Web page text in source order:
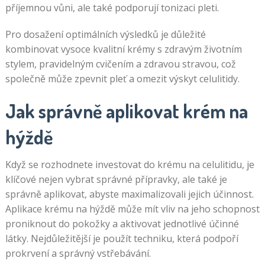
příjemnou vůni, ale také podporují tonizaci pleti.
Pro dosažení optimálních výsledků je důležité
kombinovat vysoce kvalitní krémy s zdravým životním
stylem, pravidelným cvičením a zdravou stravou, což
společně může zpevnit pleť a omezit výskyt celulitidy.
Jak správně aplikovat krém na
hýždě
Když se rozhodnete investovat do krému na celulitidu, je
klíčové nejen vybrat správné přípravky, ale také je
správně aplikovat, abyste maximalizovali jejich účinnost.
Aplikace krému na hýždě může mít vliv na jeho schopnost
proniknout do pokožky a aktivovat jednotlivé účinné
látky. Nejdůležitější je použít techniku, která podpoří
prokrvení a správný vstřebávání.